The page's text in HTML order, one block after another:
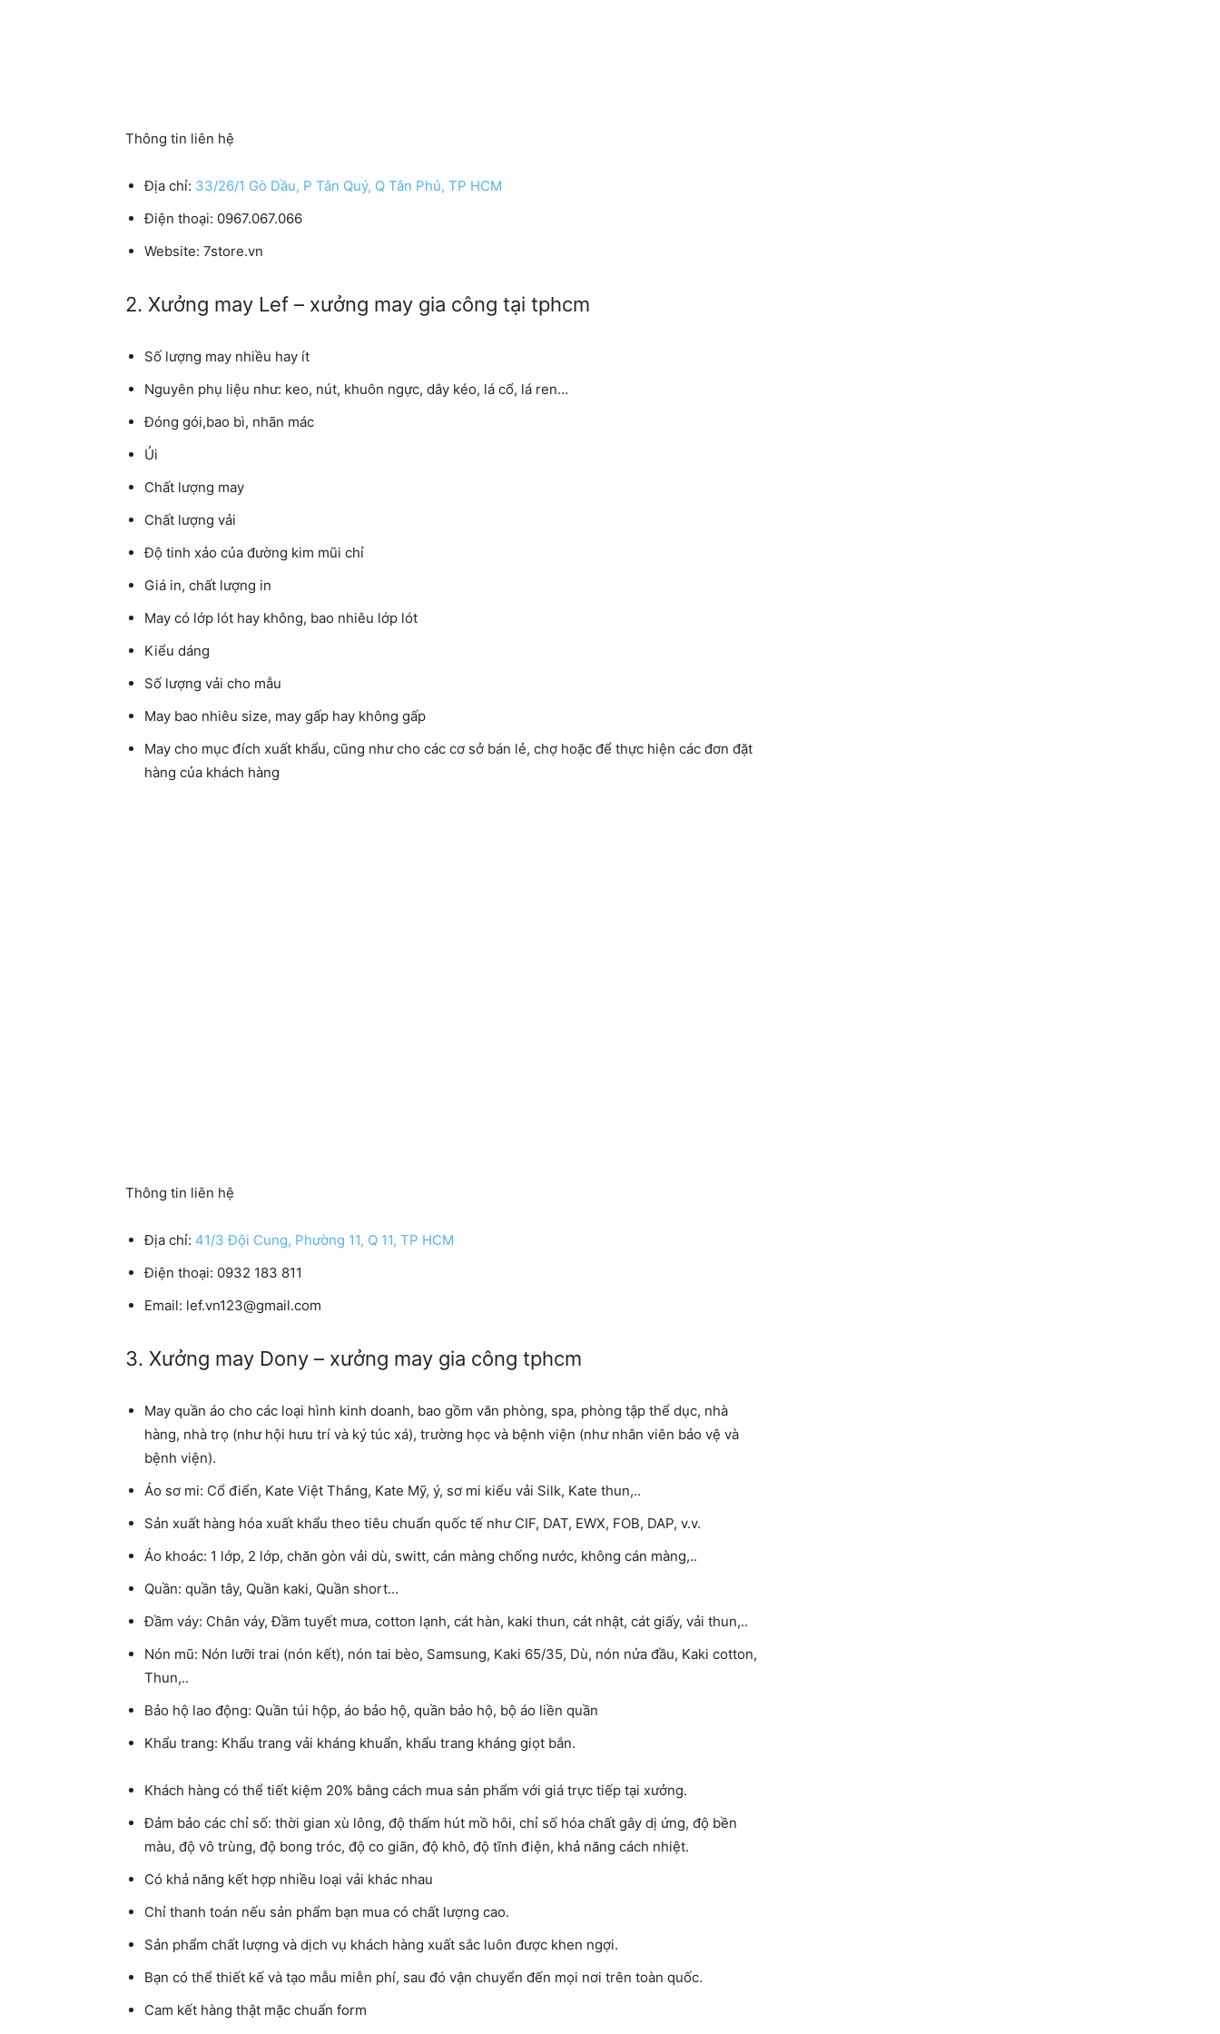
Thông tin liên hệ
Địa chỉ: 33/26/1 Gò Dầu, P Tân Quý, Q Tân Phú, TP HCM
Điện thoại: 0967.067.066
Website: 7store.vn
2. Xưởng may Lef – xưởng may gia công tại tphcm
Số lượng may nhiều hay ít
Nguyên phụ liệu như: keo, nút, khuôn ngực, dây kéo, lá cổ, lá ren…
Đóng gói,bao bì, nhãn mác
Ủi
Chất lượng may
Chất lượng vải
Độ tinh xảo của đường kim mũi chỉ
Giá in, chất lượng in
May có lớp lót hay không, bao nhiêu lớp lót
Kiểu dáng
Số lượng vải cho mẫu
May bao nhiêu size, may gấp hay không gấp
May cho mục đích xuất khẩu, cũng như cho các cơ sở bán lẻ, chợ hoặc để thực hiện các đơn đặt
hàng của khách hàng
Thông tin liên hệ
Địa chỉ: 41/3 Đội Cung, Phường 11, Q 11, TP HCM
Điện thoại: 0932 183 811
Email: lef.vn123@gmail.com
3. Xưởng may Dony – xưởng may gia công tphcm
May quần áo cho các loại hình kinh doanh, bao gồm văn phòng, spa, phòng tập thể dục, nhà
hàng, nhà trọ (như hội hưu trí và ký túc xá), trường học và bệnh viện (như nhân viên bảo vệ và
bệnh viện).
Áo sơ mi: Cổ điển, Kate Việt Thắng, Kate Mỹ, ý, sơ mi kiểu vải Silk, Kate thun,..
Sản xuất hàng hóa xuất khẩu theo tiêu chuẩn quốc tế như CIF, DAT, EWX, FOB, DAP, v.v.
Áo khoác: 1 lớp, 2 lớp, chăn gòn vải dù, switt, cán màng chống nước, không cán màng,..
Quần: quần tây, Quần kaki, Quần short…
Đầm váy: Chân váy, Đầm tuyết mưa, cotton lạnh, cát hàn, kaki thun, cát nhật, cát giấy, vải thun,..
Nón mũ: Nón lưỡi trai (nón kết), nón tai bèo, Samsung, Kaki 65/35, Dù, nón nửa đầu, Kaki cotton,
Thun,..
Bảo hộ lao động: Quần túi hộp, áo bảo hộ, quần bảo hộ, bộ áo liền quần
Khẩu trang: Khẩu trang vải kháng khuẩn, khẩu trang kháng giọt bắn.
Khách hàng có thể tiết kiệm 20% bằng cách mua sản phẩm với giá trực tiếp tại xưởng.
Đảm bảo các chỉ số: thời gian xù lông, độ thấm hút mồ hôi, chỉ số hóa chất gây dị ứng, độ bền
màu, độ vô trùng, độ bong tróc, độ co giãn, độ khô, độ tĩnh điện, khả năng cách nhiệt.
Có khả năng kết hợp nhiều loại vải khác nhau
Chỉ thanh toán nếu sản phẩm bạn mua có chất lượng cao.
Sản phẩm chất lượng và dịch vụ khách hàng xuất sắc luôn được khen ngợi.
Bạn có thể thiết kế và tạo mẫu miễn phí, sau đó vận chuyển đến mọi nơi trên toàn quốc.
Cam kết hàng thật mặc chuẩn form